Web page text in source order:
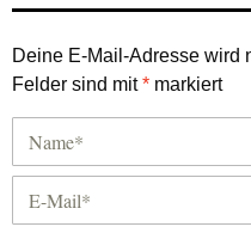
Deine E-Mail-Adresse wird
Felder sind mit* markiert